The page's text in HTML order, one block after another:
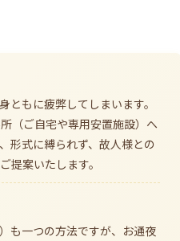
もに疲弊してしまいます。
（ご自宅や専用安置施設）へ
形式に縛られず、故人様との
案いたします。
も一つの方法ですが、お通夜